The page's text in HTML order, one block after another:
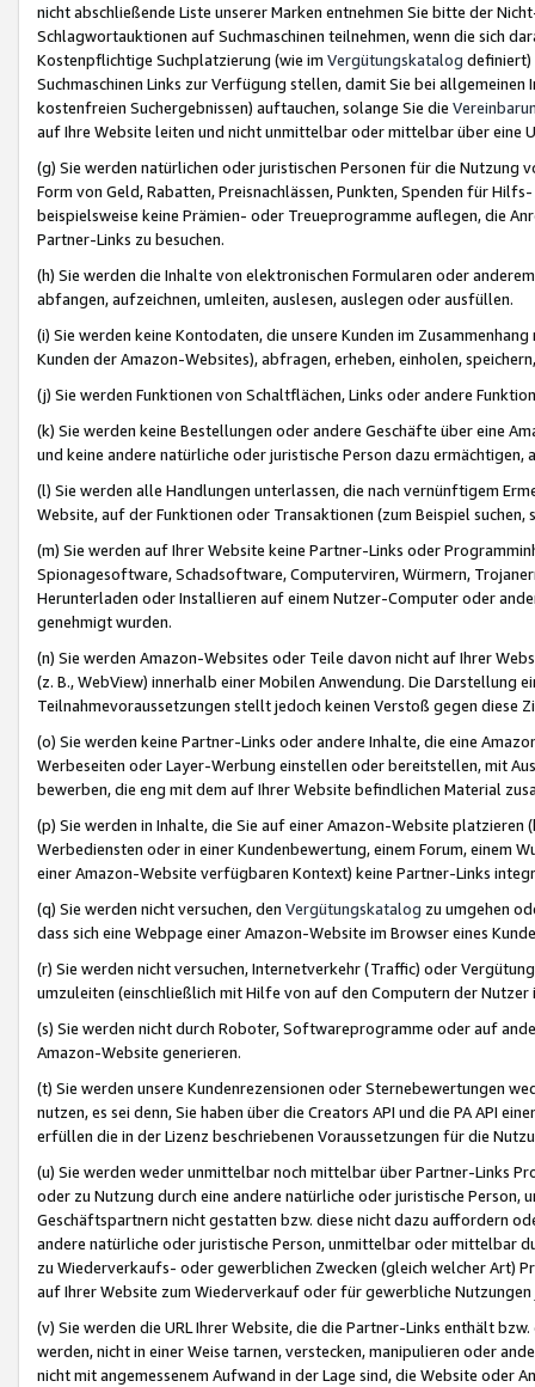
nicht abschließende Liste unserer Marken entnehmen Sie bitte der
Schlagwortauktionen auf Suchmaschinen teilnehmen, wenn die sich
Kostenpflichtige Suchplatzierung (wie im Vergütungskatalog definiert)
Suchmaschinen Links zur Verfügung stellen, damit Sie bei
kostenfreien Suchergebnissen) auftauchen, solange Sie die
auf Ihre Website leiten und nicht unmittelbar oder mittelbar über eine
(g) Sie werden natürlichen oder juristischen Personen für die Nutzung
Form von Geld, Rabatten, Preisnachlässen, Punkten, Spenden für
beispielsweise keine Prämien- oder Treueprogramme auflegen, die
Partner-Links zu besuchen.
(h) Sie werden die Inhalte von elektronischen Formularen oder
abfangen, aufzeichnen, umleiten, auslesen, auslegen oder ausfüllen.
(i) Sie werden keine Kontodaten, die unsere Kunden im
Kunden der Amazon-Websites), abfragen, erheben, einholen,
(j) Sie werden Funktionen von Schaltflächen, Links oder andere
(k) Sie werden keine Bestellungen oder andere Geschäfte über eine
und keine andere natürliche oder juristische Person dazu
(l) Sie werden alle Handlungen unterlassen, die nach vernünftigem
Website, auf der Funktionen oder Transaktionen (zum Beispiel
(m) Sie werden auf Ihrer Website keine Partner-Links oder
Spionagesoftware, Schadsoftware, Computerviren, Würmern,
Herunterladen oder Installieren auf einem Nutzer-Computer oder
genehmigt wurden.
(n) Sie werden Amazon-Websites oder Teile davon nicht auf Ihrer
(z. B., WebView) innerhalb einer Mobilen Anwendung. Die Darstellung
Teilnahmevoraussetzungen stellt jedoch keinen Verstoß gegen diese
(o) Sie werden keine Partner-Links oder andere Inhalte, die eine
Werbeseiten oder Layer-Werbung einstellen oder bereitstellen, mit
bewerben, die eng mit dem auf Ihrer Website befindlichen Material
(p) Sie werden in Inhalte, die Sie auf einer Amazon-Website
Werbediensten oder in einer Kundenbewertung, einem Forum, einem
einer Amazon-Website verfügbaren Kontext) keine Partner-Links
(q) Sie werden nicht versuchen, den Vergütungskatalog zu umgehen
dass sich eine Webpage einer Amazon-Website im Browser eines
(r) Sie werden nicht versuchen, Internetverkehr (Traffic) oder
umzuleiten (einschließlich mit Hilfe von auf den Computern der
(s) Sie werden nicht durch Roboter, Softwareprogramme oder auf
Amazon-Website generieren.
(t) Sie werden unsere Kundenrezensionen oder Sternebewertungen
nutzen, es sei denn, Sie haben über die Creators API und die PA API
erfüllen die in der Lizenz beschriebenen Voraussetzungen für die
(u) Sie werden weder unmittelbar noch mittelbar über Partner-Links
oder zu Nutzung durch eine andere natürliche oder juristische
Geschäftspartnern nicht gestatten bzw. diese nicht dazu auffordern
andere natürliche oder juristische Person, unmittelbar oder mittelbar
zu Wiederverkaufs- oder gewerblichen Zwecken (gleich welcher Art)
auf Ihrer Website zum Wiederverkauf oder für gewerbliche
(v) Sie werden die URL Ihrer Website, die die Partner-Links enthält
werden, nicht in einer Weise tarnen, verstecken, manipulieren oder
nicht mit angemessenem Aufwand in der Lage sind, die Website oder